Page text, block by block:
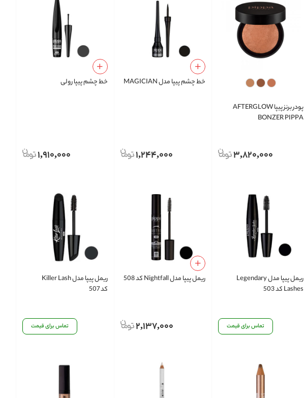
پودر برنز پیپا AFTERGLOW
BONZER PIPPA
3,820,000
خط چشم پیپا مدل MAGICIAN
1,244,000
خط چشم پیپا رولی
1,910,000
ریمل پیپا مدل Legendary
Lashes کد 503
تماس برای قیمت
ریمل پیپا مدل Nightfall کد 508
2,137,000
ریمل پیپا مدل Killer Lash
کد 507
تماس برای قیمت